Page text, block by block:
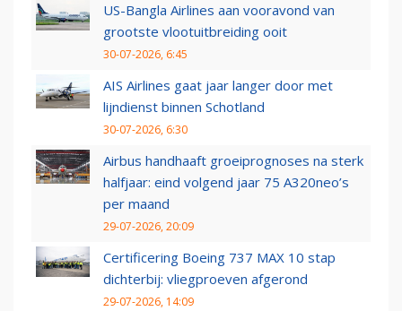
US-Bangla Airlines aan vooravond van
grootste vlootuitbreiding ooit
30-07-2026, 6:45
AIS Airlines gaat jaar langer door met
lijndienst binnen Schotland
30-07-2026, 6:30
Airbus handhaaft groeiprognoses na sterk
halfjaar: eind volgend jaar 75 A320neo’s
per maand
29-07-2026, 20:09
Certificering Boeing 737 MAX 10 stap
dichterbij: vliegproeven afgerond
29-07-2026, 14:09